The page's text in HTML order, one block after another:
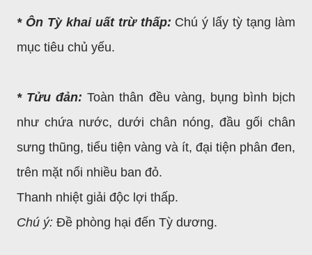
* Ôn Tỳ khai uất trừ thấp: Chú ý lấy tỳ tạng làm
mục tiêu chủ yếu.
* Tửu đản: Toàn thân đều vàng, bụng bình bịch
như chứa nước, dưới chân nóng, đầu gối chân
sưng thũng, tiểu tiện vàng và ít, đại tiện phân đen,
trên mặt nổi nhiều ban đỏ.
Thanh nhiệt giải độc lợi thấp.
Chú ý: Đề phòng hại đến Tỳ dương.